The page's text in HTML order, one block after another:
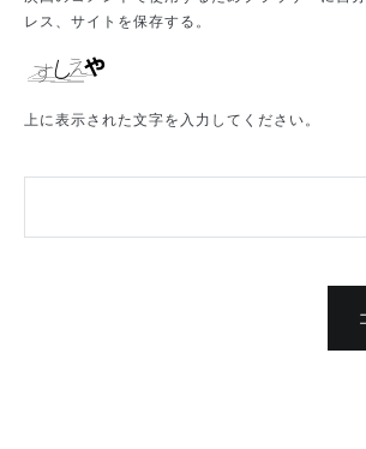
レス、サイトを保存する。
上に表示された文字を入力してください。